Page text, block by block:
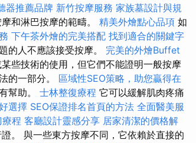
器推薦品牌 新竹按摩服務 家族墓設計與規
和淋巴按摩的範疇。 精美外燴點心品項 如
下午茶外燴的完美搭配 找到適合的關鍵字
的人不應該接受按摩。 完美的外燴Buffet
些技術的使用，但它們不能證明一般按摩
的一部分。 區域性SEO策略，助您贏得在
幫助。 士林整復療程 它可以緩解肌肉疼痛
選擇 SEO保證排名首頁的方法 全面醫美服
程 客廳設計靈感分享 居家清潔的價格解
。 與一些東方按摩不同，它依賴於直接的